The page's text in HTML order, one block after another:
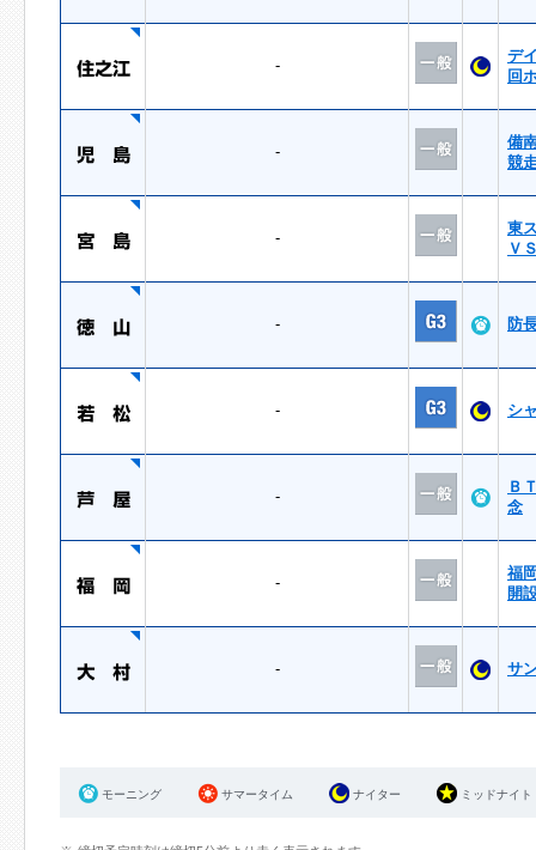
-
デ
回
-
備
競
-
東
Ｖ
- 防
- シ
-
Ｂ
念
-
福
開
- サ
モーニング サマータイム ナイター ミッドナイト